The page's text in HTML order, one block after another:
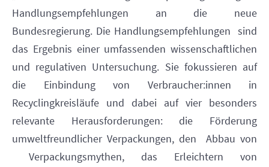
Handlungsempfehlungen an die neue
Bundesregierung. Die Handlungsempfehlungen sind
das Ergebnis einer umfassenden wissenschaftlichen
und regulativen Untersuchung. Sie fokussieren auf
die Einbindung von Verbraucher:innen in
Recyclingkreisläufe und dabei auf vier besonders
relevante Herausforderungen: die Förderung
umweltfreundlicher Verpackungen, den
Abbau von
Verpackungsmythen, das Erleichtern von